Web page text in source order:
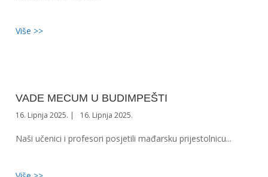
Više >>
VADE MECUM U BUDIMPEŠTI
16. Lipnja 2025. 16. Lipnja 2025.
Naši učenici i profesori posjetili mađarsku prijestolnicu...